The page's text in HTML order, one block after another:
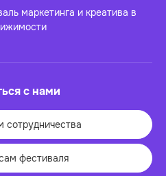
маркетинга и креатива в
с нами
сотрудничества
фестиваля